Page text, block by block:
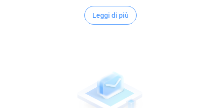
Leggi di più